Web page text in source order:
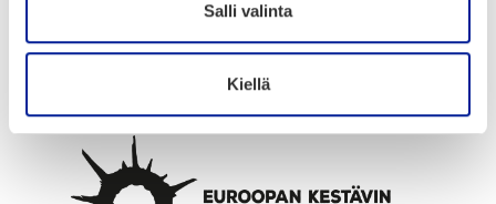
Salli valinta
Kiellä